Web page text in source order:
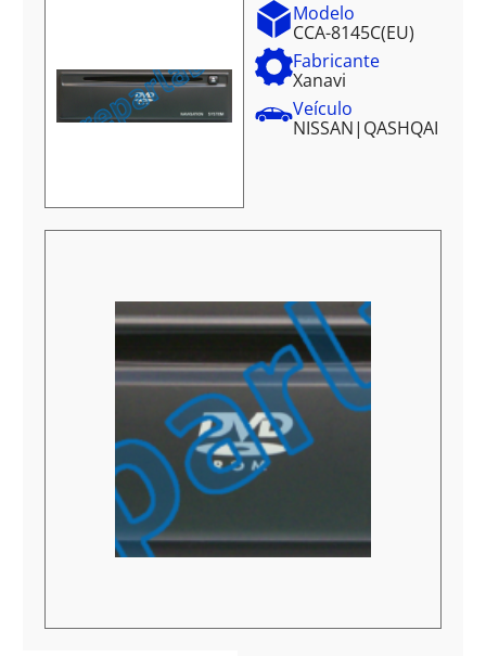
Modelo
CCA-8145C(EU)
Fabricante
Xanavi
Veículo
NISSAN| QASHQAI